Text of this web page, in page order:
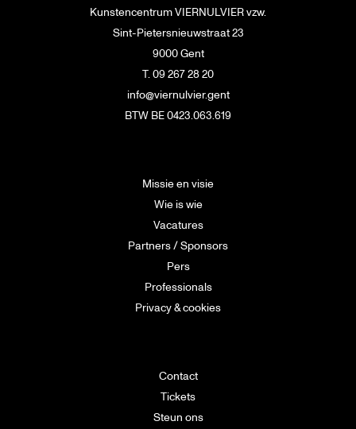
Kunstencentrum VIERNULVIER vzw.
Sint-Pietersnieuwstraat 23
9000 Gent
T. 09 267 28 20
info@viernulvier.gent
BTW BE 0423.063.619
Missie en visie
Wie is wie
Vacatures
Partners / Sponsors
Pers
Professionals
Privacy & cookies
Contact
Tickets
Steun ons